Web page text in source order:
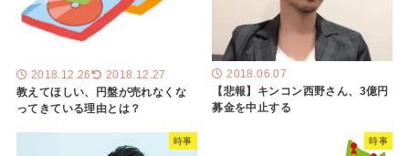
2018.12.26 2018.12.27
教えてほしい、円盤が売れなくな
ってきている理由とは？
2018.06.07
【悲報】キンコン西野さん、3億円
募金を中止する
時事 時事